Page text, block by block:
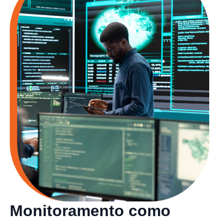
Monitoramento como